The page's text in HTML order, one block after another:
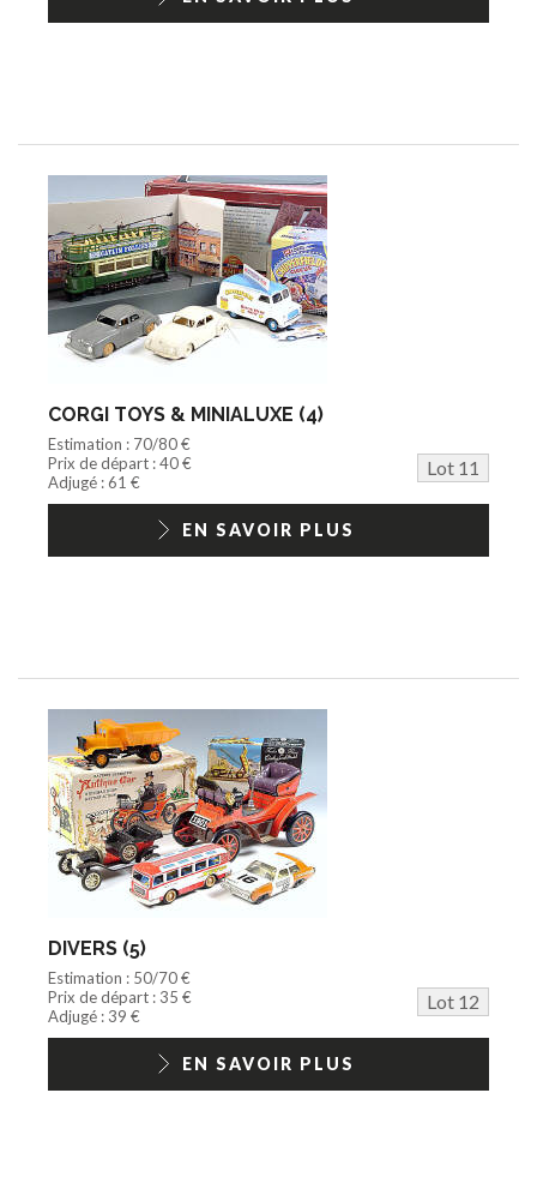
CORGI TOYS & MINIALUXE (4)
Estimation : 70/80 €
Prix de départ : 40 €
Lot 11
Adjugé : 61 €
EN SAVOIR PLUS
DIVERS (5)
Estimation : 50/70 €
Prix de départ : 35 €
Lot 12
Adjugé : 39 €
EN SAVOIR PLUS